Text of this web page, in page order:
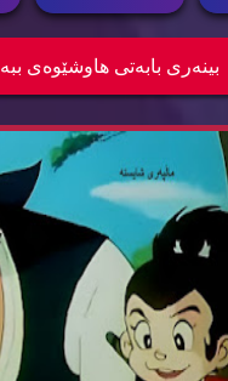
بینه‌ری بابه‌تی هاوشێوه‌ی ببه‌
زنجیره‌ كارتۆنی ساسۆكی ئه‌ڵقه‌ی 18